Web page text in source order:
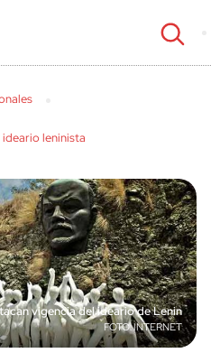
leninista
vigencia del ideario de Lenin
INTERNET